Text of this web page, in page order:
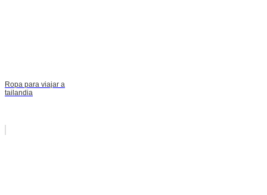
Ropa para viajar a
tailandia